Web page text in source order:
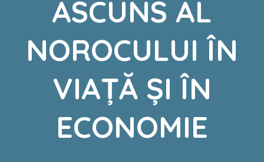
ASCUNS AL
NOROCULUI ÎN
VIAȚĂ ȘI ÎN
ECONOMIE